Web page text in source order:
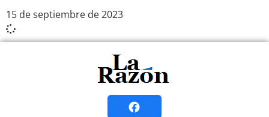
15 de septiembre de 2023